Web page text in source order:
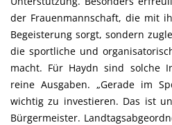
der Frauenmannschaft, die mit
Begeisterung sorgt, sondern
die sportliche und
macht. Für Haydn sind solche
reine Ausgaben. „Gerade im
wichtig zu investieren. Das ist
Bürgermeister.